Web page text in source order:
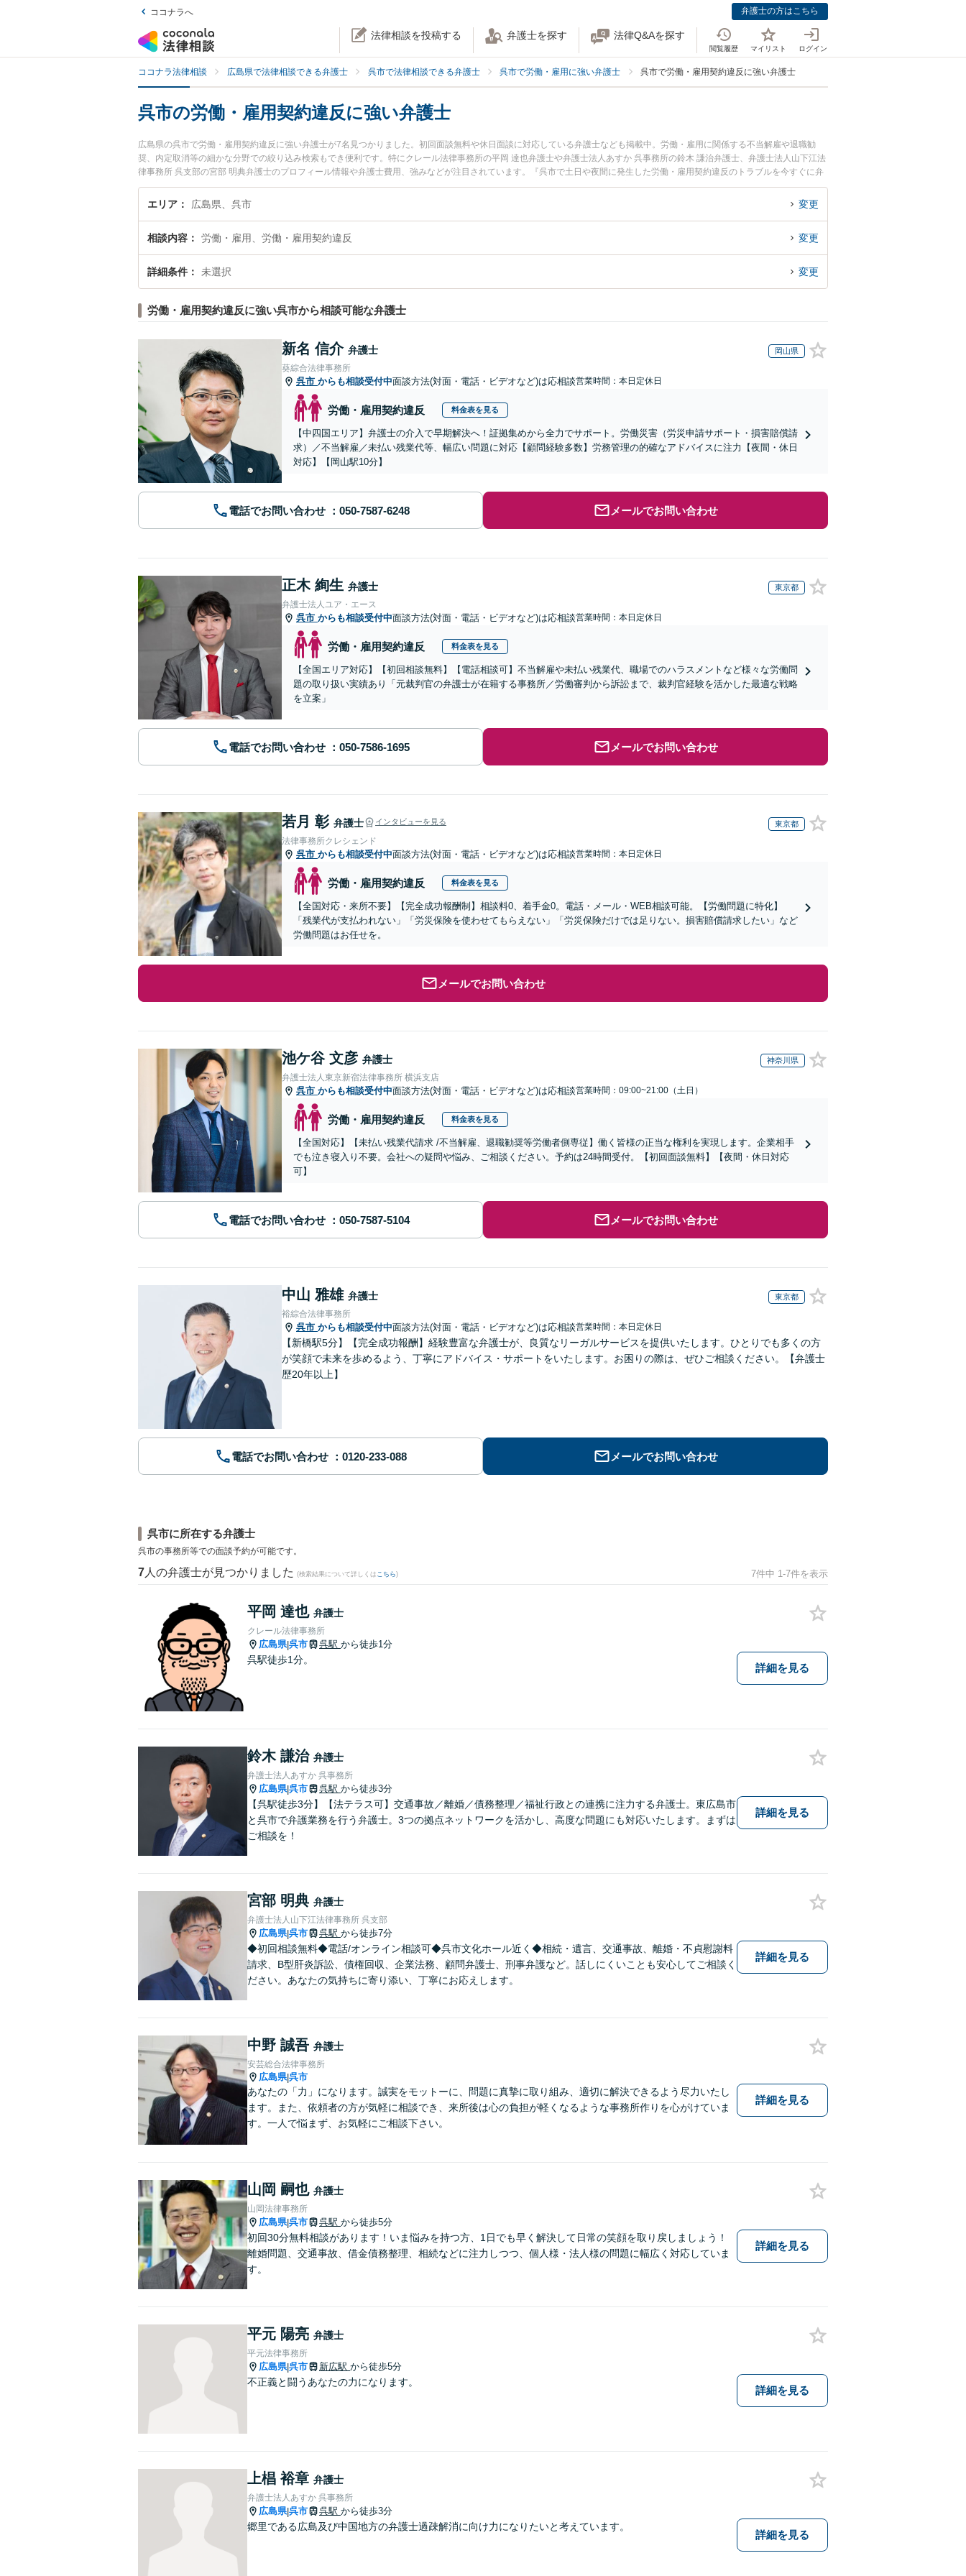
ココナラへ 弁護士の方はこちら
法律相談を投稿する 弁護士を探す 法律Q&Aを探す
閲覧履歴 マイリスト ログイン
ココナラ法律相談 広島県で法律相談できる弁護士 呉市で法律相談できる弁護士 呉市で労働・雇用に強い弁護士 呉市で労働・雇用契約違反に強い弁護士
呉市の労働・雇用契約違反に強い弁護士
広島県の呉市で労働・雇用契約違反に強い弁護士が7名見つかりました。初回面談無料や休日面談に対応している弁護士なども掲載中。労働・雇用に関係する不当解雇や退職勧
奨、内定取消等の細かな分野での絞り込み検索もでき便利です。特にクレール法律事務所の平岡 達也弁護士や弁護士法人あすか 呉事務所の鈴木 謙治弁護士、弁護士法人山下江法
律事務所 呉支部の宮部 明典弁護士のプロフィール情報や弁護士費用、強みなどが注目されています。『呉市で土日や夜間に発生した労働・雇用契約違反のトラブルを今すぐに弁
護士に相談したい』『労働・雇用契約違反のトラブル解決の実績豊富な近くの弁護士を検索したい』『初回相談無料で労働・雇用契約違反を法律相談できる呉市内の弁護士に相談
予約したい』などでお困りの相談者さんにおすすめです。
エリア 広島県、呉市 変更
相談内容 労働・雇用、労働・雇用契約違反 変更
詳細条件 未選択 変更
労働・雇用契約違反に強い呉市から相談可能な弁護士
新名 信介 弁護士 岡山県
葵綜合法律事務所
呉市 からも相談受付中面談方法(対面・電話・ビデオなど)は応相談営業時間：本日定休日
労働・雇用契約違反 料金表を見る
【中四国エリア】弁護士の介入で早期解決へ！証拠集めから全力でサポート。労働災害（労災申請サポート・損害賠償請
求）／不当解雇／未払い残業代等、幅広い問題に対応【顧問経験多数】労務管理の的確なアドバイスに注力【夜間・休日
対応】【岡山駅10分】
電話でお問い合わせ メールでお問い合わせ
正木 絢生 弁護士 東京都
弁護士法人ユア・エース
呉市 からも相談受付中面談方法(対面・電話・ビデオなど)は応相談営業時間：本日定休日
労働・雇用契約違反 料金表を見る
【全国エリア対応】【初回相談無料】【電話相談可】不当解雇や未払い残業代、職場でのハラスメントなど様々な労働問
題の取り扱い実績あり「元裁判官の弁護士が在籍する事務所／労働審判から訴訟まで、裁判官経験を活かした最適な戦略
を立案」
電話でお問い合わせ メールでお問い合わせ
若月 彰 弁護士 インタビューを見る 東京都
法律事務所クレシェンド
呉市 からも相談受付中面談方法(対面・電話・ビデオなど)は応相談営業時間：本日定休日
労働・雇用契約違反 料金表を見る
【全国対応・来所不要】【完全成功報酬制】相談料0、着手金0。電話・メール・WEB相談可能。【労働問題に特化】
「残業代が支払われない」「労災保険を使わせてもらえない」「労災保険だけでは足りない。損害賠償請求したい」など
労働問題はお任せを。
メールでお問い合わせ
池ケ谷 文彦 弁護士 神奈川県
弁護士法人東京新宿法律事務所 横浜支店
呉市 からも相談受付中面談方法(対面・電話・ビデオなど)は応相談営業時間：09:00~21:00（土日）
労働・雇用契約違反 料金表を見る
【全国対応】【未払い残業代請求 /不当解雇、退職勧奨等労働者側専従】働く皆様の正当な権利を実現します。企業相手
でも泣き寝入り不要。会社への疑問や悩み、ご相談ください。予約は24時間受付。【初回面談無料】【夜間・休日対応
可】
電話でお問い合わせ メールでお問い合わせ
中山 雅雄 弁護士 東京都
裕綜合法律事務所
呉市 からも相談受付中面談方法(対面・電話・ビデオなど)は応相談営業時間：本日定休日
【新橋駅5分】【完全成功報酬】経験豊富な弁護士が、良質なリーガルサービスを提供いたします。ひとりでも多くの方
が笑顔で未来を歩めるよう、丁寧にアドバイス・サポートをいたします。お困りの際は、ぜひご相談ください。【弁護士
歴20年以上】
電話でお問い合わせ メールでお問い合わせ
呉市に所在する弁護士
呉市の事務所等での面談予約が可能です。
7 人の弁護士が見つかりました (検索結果について詳しくは こちら) 7件中 1-7件を表示
平岡 達也 弁護士
クレール法律事務所
広島県|呉市 呉駅 から徒歩1分
呉駅徒歩1分。
詳細を見る
鈴木 謙治 弁護士
弁護士法人あすか 呉事務所
広島県|呉市 呉駅 から徒歩3分
【呉駅徒歩3分】【法テラス可】交通事故／離婚／債務整理／福祉行政との連携に注力する弁護士。東広島市
と呉市で弁護業務を行う弁護士。3つの拠点ネットワークを活かし、高度な問題にも対応いたします。まずは
ご相談を！
詳細を見る
宮部 明典 弁護士
弁護士法人山下江法律事務所 呉支部
広島県|呉市 呉駅 から徒歩7分
◆初回相談無料◆電話/オンライン相談可◆呉市文化ホール近く◆相続・遺言、交通事故、離婚・不貞慰謝料
請求、B型肝炎訴訟、債権回収、企業法務、顧問弁護士、刑事弁護など。話しにくいことも安心してご相談く
ださい。あなたの気持ちに寄り添い、丁寧にお応えします。
詳細を見る
中野 誠吾 弁護士
安芸総合法律事務所
広島県|呉市
あなたの「力」になります。誠実をモットーに、問題に真摯に取り組み、適切に解決できるよう尽力いたし
ます。また、依頼者の方が気軽に相談でき、来所後は心の負担が軽くなるような事務所作りを心がけていま
す。一人で悩まず、お気軽にご相談下さい。
詳細を見る
山岡 嗣也 弁護士
山岡法律事務所
広島県|呉市 呉駅 から徒歩5分
初回30分無料相談があります！いま悩みを持つ方、1日でも早く解決して日常の笑顔を取り戻しましょう！
離婚問題、交通事故、借金債務整理、相続などに注力しつつ、個人様・法人様の問題に幅広く対応していま
す。
詳細を見る
平元 陽亮 弁護士
平元法律事務所
広島県|呉市 新広駅 から徒歩5分
不正義と闘うあなたの力になります。
詳細を見る
上椙 裕章 弁護士
弁護士法人あすか 呉事務所
広島県|呉市 呉駅 から徒歩3分
郷里である広島及び中国地方の弁護士過疎解消に向け力になりたいと考えています。
詳細を見る